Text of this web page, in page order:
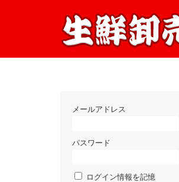
メールアドレス
パスワード
ログイン情報を記憶